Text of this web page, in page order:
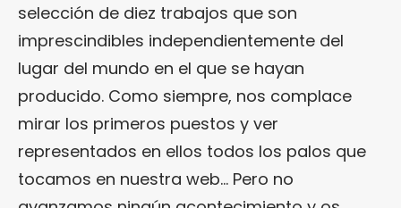
selección de diez trabajos que son
imprescindibles independientemente del
lugar del mundo en el que se hayan
producido. Como siempre, nos complace
mirar los primeros puestos y ver
representados en ellos todos los palos que
tocamos en nuestra web… Pero no